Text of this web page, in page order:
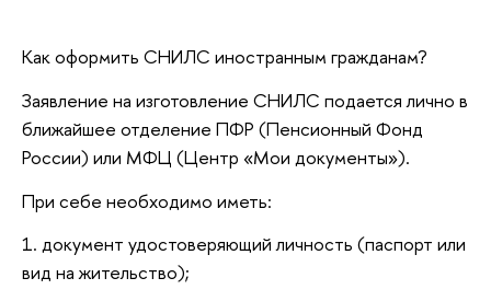
Как оформить СНИЛС иностранным гражданам?
Заявление на изготовление СНИЛС подается лично в
ближайшее отделение ПФР (Пенсионный Фонд
России) или МФЦ (Центр «Мои документы»).
При себе необходимо иметь:
1. документ удостоверяющий личность (паспорт или
вид на жительство);